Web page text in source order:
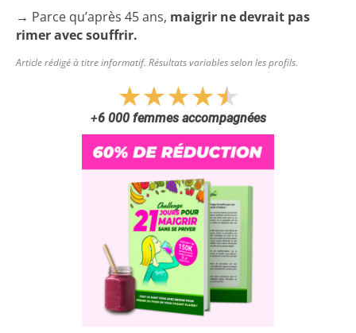
→ Parce qu’après 45 ans, maigrir ne devrait pas
rimer avec souffrir.
Article rédigé à titre informatif. Résultats variables selon les profils.
+6 000 femmes accompagnées